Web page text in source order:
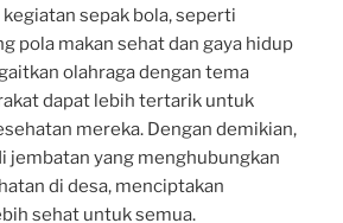
sepak bola, seperti
pola makan sehat dan gaya hidup
olahraga dengan tema
dapat lebih tertarik untuk
mereka. Dengan demikian,
jembatan yang menghubungkan
di desa, menciptakan
sehat untuk semua.